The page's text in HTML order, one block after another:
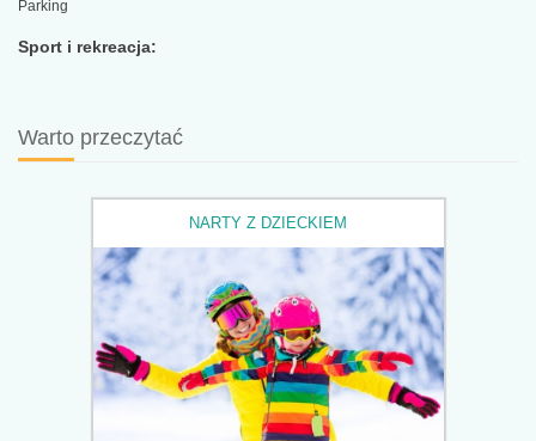
Parking
Sport i rekreacja:
Warto przeczytać
NARTY Z DZIECKIEM